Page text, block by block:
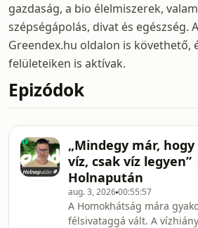
gazdaság, a bio élelmiszerek,
szépségápolás, divat és egészség.
Greendex.hu oldalon is követhető,
felületeiken is aktívak.
Epizódok
„Mindegy már,
víz, csak víz legyen”
Holnapután
aug. 3, 202600:55:57
A Homokhátság mára
félsivataggá vált. A